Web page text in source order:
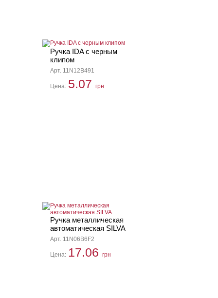
Ручка IDA с черным
клипом
Арт. 11N12B491
Цена: 5.07 грн
Ручка металлическая
автоматическая SILVA
Арт. 11N06B6F2
Цена: 17.06 грн